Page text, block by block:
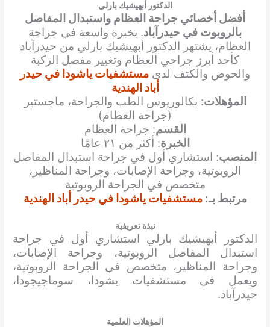
الدكتور أبهيشيك بارلي
أفضل أخصائي جراحة العظام واستبدال المفاصل
بالروبوت في حيدرآباد. بخبرة واسعة في جراحة
العظام، يشتهر الدكتور أبهيشيك بارلي من حيدرآباد
كأحد أبرز جراحي العظام وتغيير مفصل الركبة
والحوض والكتف لدى مستشفيات ياشودا في حيدر
أباد الهندية
المؤهلات: بكالوريوس الطب والجراحة، ماجستير
(جراحة العظام)
القسم: جراحة العظام
الخبرة: أكثر من ٢١ عامًا
المنصب: استشاري أول في جراحة استبدال المفاصل
الروبوتية، وجراحة الإصابات، وجراحة المناظير،
متخصص في الجراحة الروبوتية
مرتبط بـ:مستشفيات ياشودا في حيدر أباد الهندية
نبذة تعريفية
الدكتور أبهيشيك بارلي استشاري أول في جراحة
استبدال المفاصل الروبوتية، وجراحة الإصابات،
وجراحة المناظير، متخصص في الجراحة الروبوتية،
ويعمل في مستشفيات يشودا، سوماجيجودا،
حيدرآباد.
المؤهلات العلمية